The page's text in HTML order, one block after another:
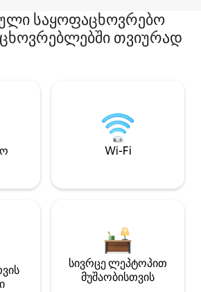
საყოფაცხოვრებო
თვიურად
Wi-Fi
სივრცე ლეპტოპით
მუშაობისთვის